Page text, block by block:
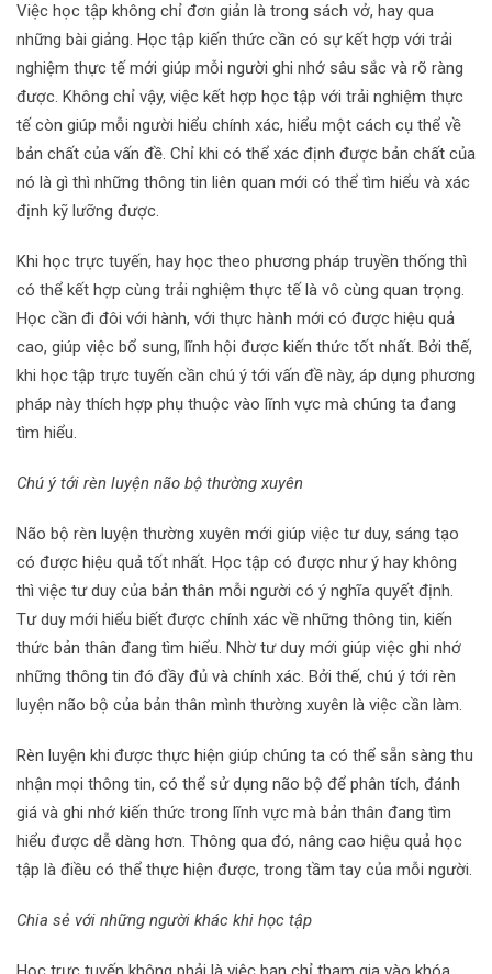
Việc học tập không chỉ đơn giản là trong sách vở, hay qua
những bài giảng. Học tập kiến thức cần có sự kết hợp với trải
nghiệm thực tế mới giúp mỗi người ghi nhớ sâu sắc và rõ ràng
được. Không chỉ vậy, việc kết hợp học tập với trải nghiệm thực
tế còn giúp mỗi người hiểu chính xác, hiểu một cách cụ thể về
bản chất của vấn đề. Chỉ khi có thể xác định được bản chất của
nó là gì thì những thông tin liên quan mới có thể tìm hiểu và xác
định kỹ lưỡng được.
Khi học trực tuyến, hay học theo phương pháp truyền thống thì
có thể kết hợp cùng trải nghiệm thực tế là vô cùng quan trọng.
Học cần đi đôi với hành, với thực hành mới có được hiệu quả
cao, giúp việc bổ sung, lĩnh hội được kiến thức tốt nhất. Bởi thế,
khi học tập trực tuyến cần chú ý tới vấn đề này, áp dụng phương
pháp này thích hợp phụ thuộc vào lĩnh vực mà chúng ta đang
tìm hiểu.
Chú ý tới rèn luyện não bộ thường xuyên
Não bộ rèn luyện thường xuyên mới giúp việc tư duy, sáng tạo
có được hiệu quả tốt nhất. Học tập có được như ý hay không
thì việc tư duy của bản thân mỗi người có ý nghĩa quyết định.
Tư duy mới hiểu biết được chính xác về những thông tin, kiến
thức bản thân đang tìm hiểu. Nhờ tư duy mới giúp việc ghi nhớ
những thông tin đó đầy đủ và chính xác. Bởi thế, chú ý tới rèn
luyện não bộ của bản thân mình thường xuyên là việc cần làm.
Rèn luyện khi được thực hiện giúp chúng ta có thể sẵn sàng thu
nhận mọi thông tin, có thể sử dụng não bộ để phân tích, đánh
giá và ghi nhớ kiến thức trong lĩnh vực mà bản thân đang tìm
hiểu được dễ dàng hơn. Thông qua đó, nâng cao hiệu quả học
tập là điều có thể thực hiện được, trong tầm tay của mỗi người.
Chia sẻ với những người khác khi học tập